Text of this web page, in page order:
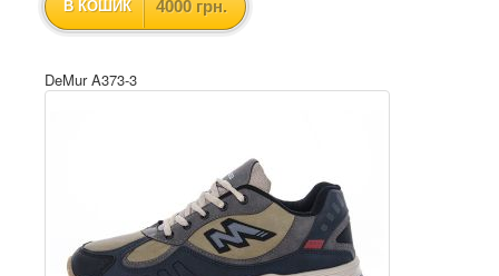
В КОШИК 4000 грн.
DeMur A373-3